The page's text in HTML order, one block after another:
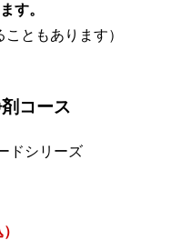
す。
ともあります）
コース
ドシリーズ